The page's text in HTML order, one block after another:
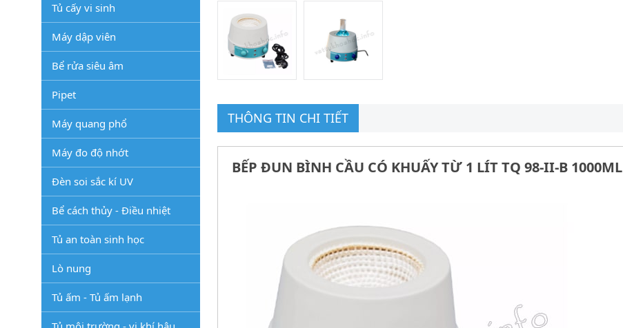
THÔNG TIN CHI TIẾT
BẾP ĐUN BÌNH CẦU CÓ KHUẤY TỪ 1 LÍT TQ 98-II-B 1000ML
Tủ cấy vi sinh
Máy dập viên
Bể rửa siêu âm
Pipet
Máy quang phổ
Máy đo độ nhớt
Đèn soi sắc kí UV
Bể cách thủy - Điều nhiệt
Tủ an toàn sinh học
Lò nung
Tủ ấm - Tủ ấm lạnh